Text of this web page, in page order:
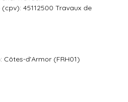
45112500 Travaux de
Côtes-d'Armor (FRH01)